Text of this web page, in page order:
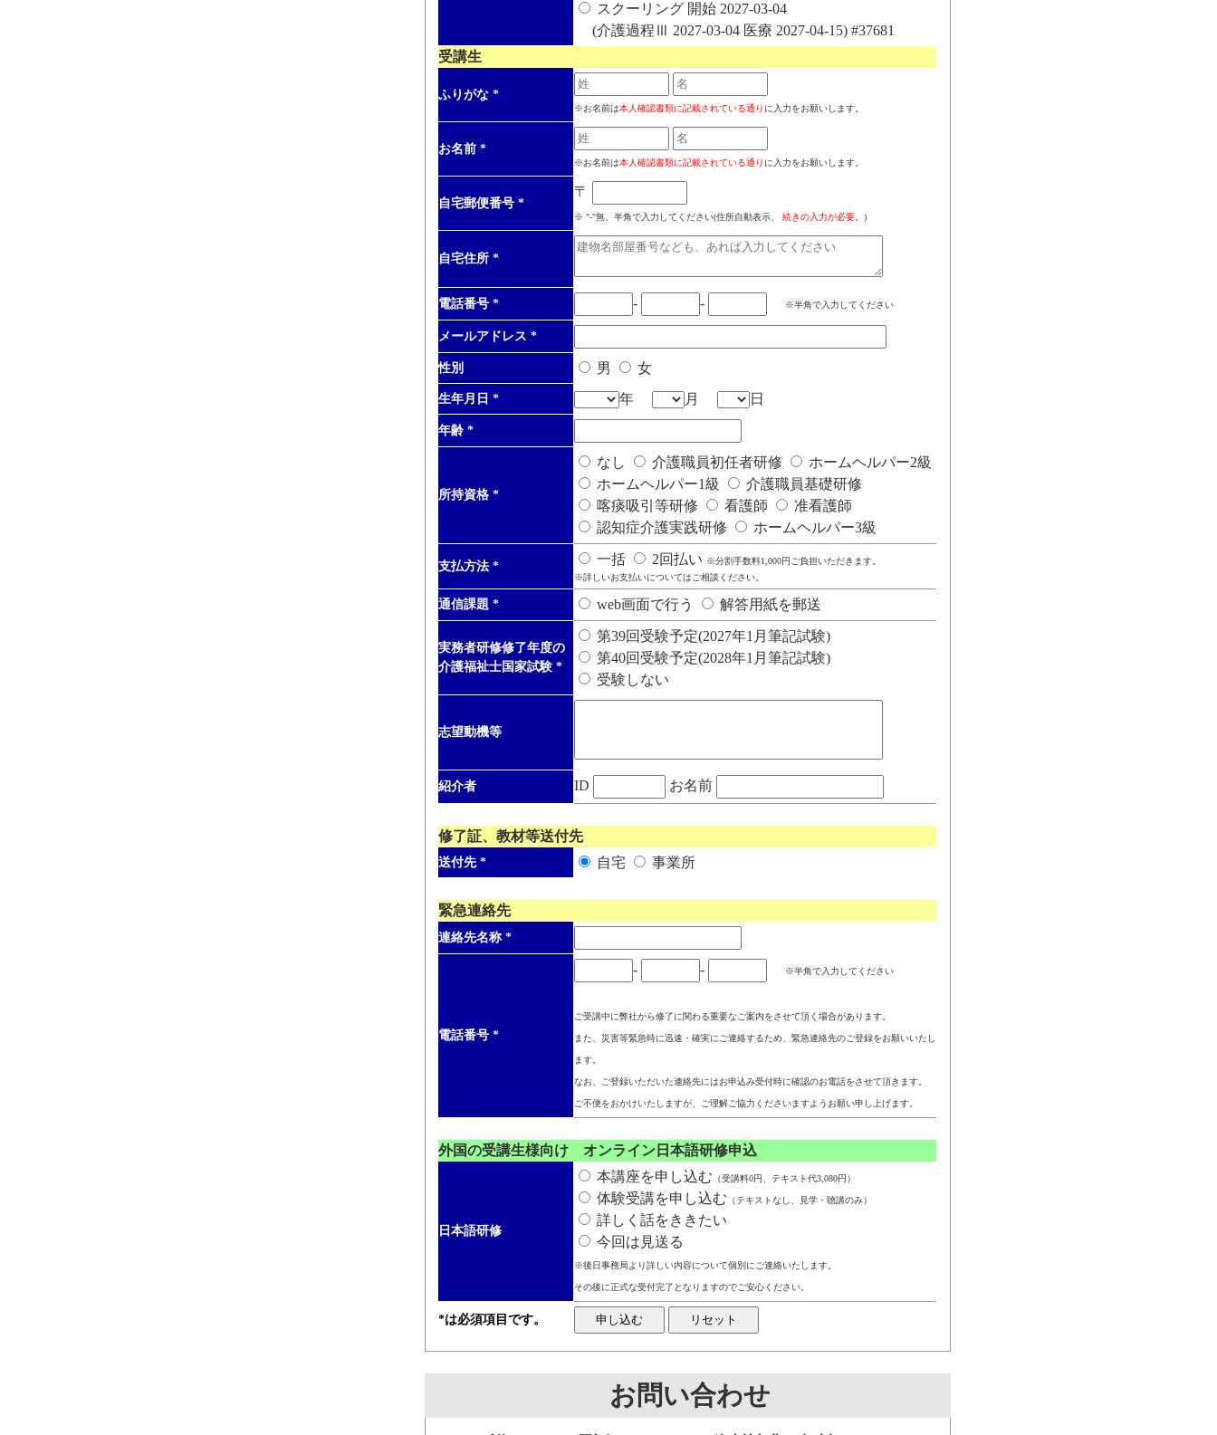
スクーリング 開始 2027-03-04
(介護過程Ⅲ 2027-03-04 医療 2027-04-15) #37681
受講生
ふりがな *
※お名前は本人確認書類に記載されている通り に入力をお願いします。
お名前 *
※お名前は本人確認書類に記載されている通り に入力をお願いします。
自宅郵便番号 *
〒
※ "-"無、半角で入力してください(住所自動表示、 続きの入力が必要。 )
自宅住所 *
電話番号 * - - ※半角で入力してください
メールアドレス *
性別 男 女
生年月日 * 年 月 日
年齢 *
所持資格 *
なし 介護職員初任者研修
ホームヘルパー2級
ホームヘルパー1級
介護職員基礎研修
喀痰吸引等研修
看護師
准看護師
認知症介護実践研修
ホームヘルパー3級
支払方法 * 一括 2回払い ※分割手数料1,000円ご負担いただきます。
※詳しいお支払いについてはご相談ください。
通信課題 * web画面で行う 解答用紙を郵送
実務者研修修了年度の
介護福祉士国家試験 *
第39回受験予定(2027年1月筆記試験)
第40回受験予定(2028年1月筆記試験)
受験しない
志望動機等
紹介者 ID お名前
修了証、教材等送付先
送付先 * 自宅 事業所
緊急連絡先
連絡先名称 *
電話番号 *
- - ※半角で入力してください
ご受講中に弊社から修了に関わる重要なご案内をさせて頂く場合があります。
また、災害等緊急時に迅速・確実にご連絡するため、緊急連絡先のご登録をお願いいたし
ます。
なお、ご登録いただいた連絡先にはお申込み受付時に確認のお電話をさせて頂きます。
ご不便をおかけいたしますが、ご理解ご協力くださいますようお願い申し上げます。
外国の受講生様向け オンライン日本語研修申込
日本語研修
本講座を申し込む （受講料0円、テキスト代3,080円）
体験受講を申し込む （テキストなし、見学・聴講のみ）
詳しく話をききたい
今回は見送る
※後日事務局より詳しい内容について個別にご連絡いたします。
その後に正式な受付完了となりますのでご安心ください。
*は必須項目です。
お問い合わせ